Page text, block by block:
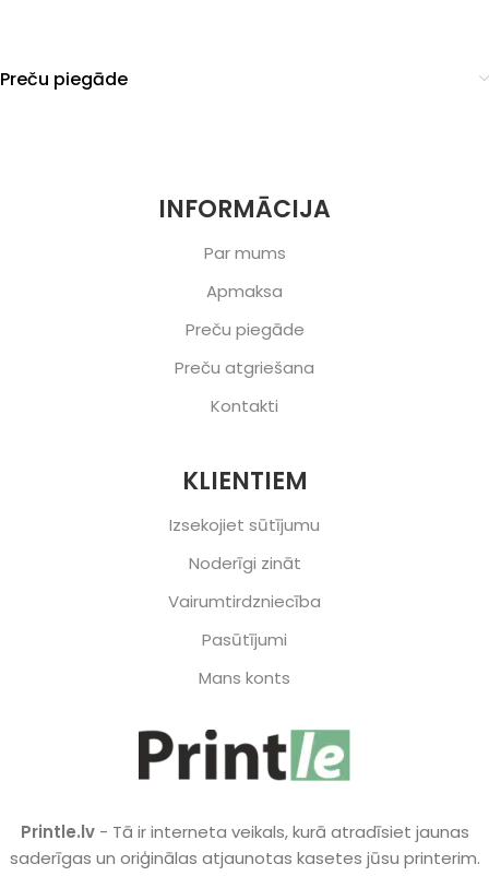
Preču piegāde
INFORMĀCIJA
Par mums
Apmaksa
Preču piegāde
Preču atgriešana
Kontakti
KLIENTIEM
Izsekojiet sūtījumu
Noderīgi zināt
Vairumtirdzniecība
Pasūtījumi
Mans konts
Printle.lv - Tā ir interneta veikals, kurā atradīsiet jaunas
saderīgas un oriģinālas atjaunotas kasetes jūsu printerim.